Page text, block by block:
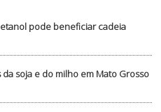
pode beneficiar cadeia
soja e do milho em Mato Grosso